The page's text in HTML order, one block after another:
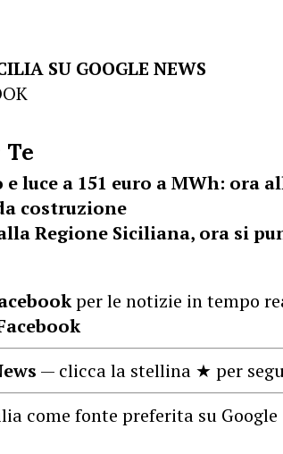
SU GOOGLE NEWS
e luce a 151 euro a MWh: ora
costruzione
Regione Siciliana, ora si
per le notizie in tempo
— clicca la stellina ★ per
come fonte preferita su Google